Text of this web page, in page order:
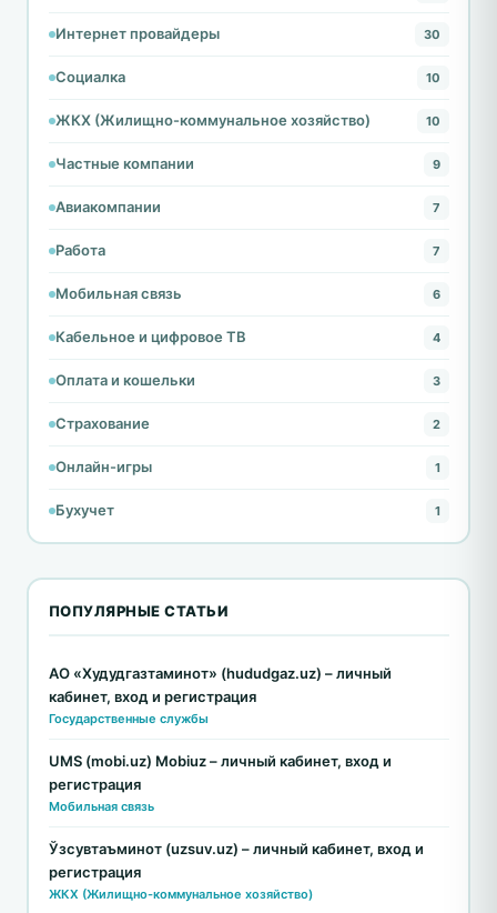
Интернет провайдеры 30
Социалка 10
ЖКХ (Жилищно-коммунальное хозяйство) 10
Частные компании 9
Авиакомпании 7
Работа 7
Мобильная связь 6
Кабельное и цифровое ТВ 4
Оплата и кошельки 3
Страхование 2
Онлайн-игры 1
Бухучет 1
ПОПУЛЯРНЫЕ СТАТЬИ
АО «Худудгазтаминот» (hududgaz.uz) – личный
кабинет, вход и регистрация
Государственные службы
UMS (mobi.uz) Mobiuz – личный кабинет, вход и
регистрация
Мобильная связь
Ўзсувтаъминот (uzsuv.uz) – личный кабинет, вход и
регистрация
ЖКХ (Жилищно-коммунальное хозяйство)